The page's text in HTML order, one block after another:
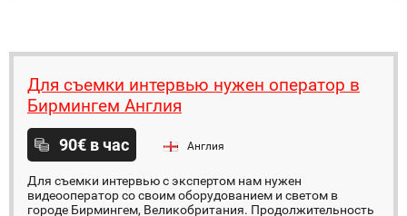
Для съемки интервью нужен оператор в
Бирмингем Англия
90€ в час Англия
Для съемки интервью с экспертом нам нужен
видеооператор со своим оборудованием и светом в
городе Бирмингем, Великобритания. Продолжительность